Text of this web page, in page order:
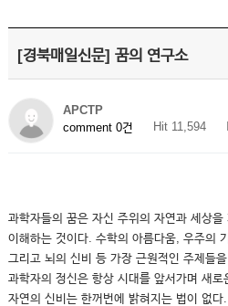
[경북매일신문] 꿈의 연구소
APCTP
comment 0건
Hit 11,594
과학자들의 꿈은 자신 주위의 자연과 세상
이해하는 것이다. 수학의 아름다움, 우주의
그리고 뇌의 신비 등 가장 근원적인 주제들
과학자의 정신은 항상 시대를 앞서가며 새
자연의 신비는 한꺼번에 밝혀지는 법이 없